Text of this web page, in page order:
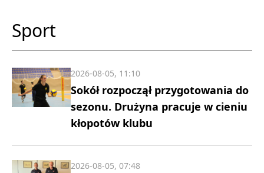
Sport
Sokół rozpoczął przygotowania do
sezonu. Drużyna pracuje w cieniu
kłopotów klubu
2026-08-05, 11:10
2026-08-05, 07:48